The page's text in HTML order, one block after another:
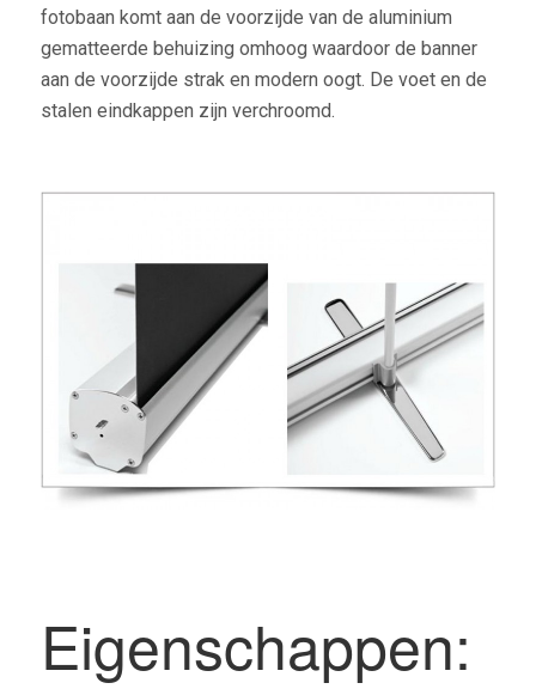
fotobaan komt aan de voorzijde van de aluminium
gematteerde behuizing omhoog waardoor de banner
aan de voorzijde strak en modern oogt. De voet en de
stalen eindkappen zijn verchroomd.
Eigenschappen: